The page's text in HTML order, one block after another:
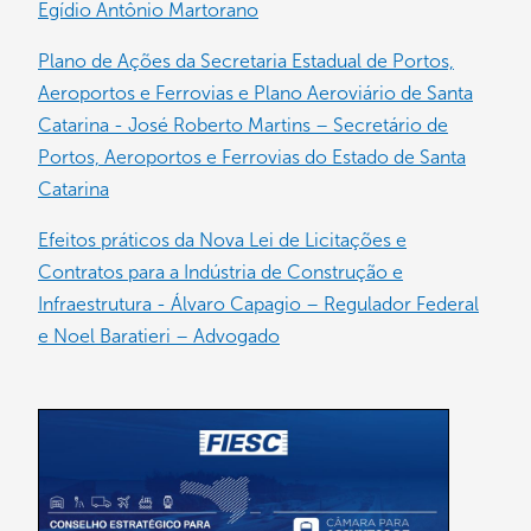
Egídio Antônio Martorano
Plano de Ações da Secretaria Estadual de Portos,
Aeroportos e Ferrovias e Plano Aeroviário de Santa
Catarina - José Roberto Martins – Secretário de
Portos, Aeroportos e Ferrovias do Estado de Santa
Catarina
Efeitos práticos da Nova Lei de Licitações e
Contratos para a Indústria de Construção e
Infraestrutura - Álvaro Capagio – Regulador Federal
e Noel Baratieri – Advogado